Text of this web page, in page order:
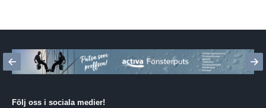
Följ oss i sociala medier!